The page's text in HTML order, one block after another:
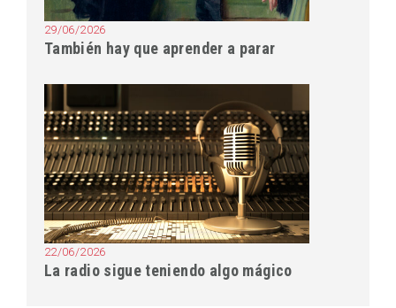
29/06/2026
También hay que aprender a parar
22/06/2026
La radio sigue teniendo algo mágico